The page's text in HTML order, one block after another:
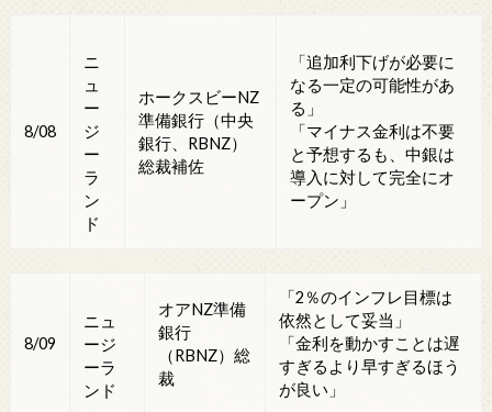
8/08
ニ
ュ
ー
ジ
ー
ラ
ン
ド
ホークスビーNZ
準備銀行（中央
銀行、RBNZ）
総裁補佐
「追加利下げが必要に
なる一定の可能性があ
る」
「マイナス金利は不要
と予想するも、中銀は
導入に対して完全にオ
ープン」
8/09
ニュ
ージ
ーラ
ンド
オアNZ準備
銀行
（RBNZ）総
裁
「2％のインフレ目標は
依然として妥当」
「金利を動かすことは遅
すぎるより早すぎるほう
が良い」